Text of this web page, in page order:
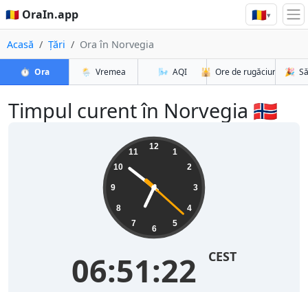
🇷🇴 OraIn.app 🇷🇴▾
Acasă Țări Ora în Norvegia
⏱️ Ora 🌦️ Vremea 🌬️ AQI 🕌 Ore de rugăciune 🎉
Timpul curent în Norvegia 🇳🇴
12
1
2
3
4
5
6
7
8
9
10
11
06:51:23 CEST